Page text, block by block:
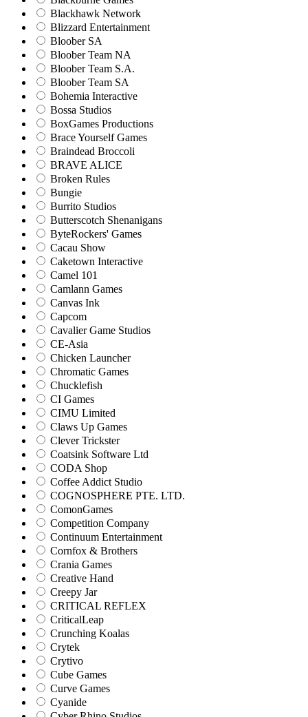
Blackhawk Network
Blizzard Entertainment
Bloober SA
Bloober Team NA
Bloober Team S.A.
Bloober Team SA
Bohemia Interactive
Bossa Studios
BoxGames Productions
Brace Yourself Games
Braindead Broccoli
BRAVE ALICE
Broken Rules
Bungie
Burrito Studios
Butterscotch Shenanigans
ByteRockers' Games
Cacau Show
Caketown Interactive
Camel 101
Camlann Games
Canvas Ink
Capcom
Cavalier Game Studios
CE-Asia
Chicken Launcher
Chromatic Games
Chucklefish
CI Games
CIMU Limited
Claws Up Games
Clever Trickster
Coatsink Software Ltd
CODA Shop
Coffee Addict Studio
COGNOSPHERE PTE. LTD.
ComonGames
Competition Company
Continuum Entertainment
Cornfox & Brothers
Crania Games
Creative Hand
Creepy Jar
CRITICAL REFLEX
CriticalLeap
Crunching Koalas
Crytek
Crytivo
Cube Games
Curve Games
Cyanide